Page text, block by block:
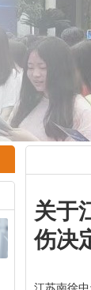
关于
伤决